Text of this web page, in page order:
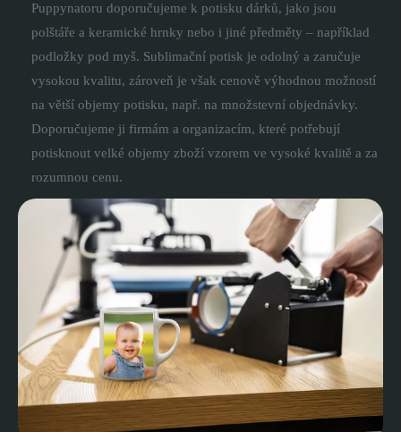
Puppynatoru doporučujeme k potisku dárků, jako jsou
polštáře a keramické hrnky nebo i jiné předměty – například
podložky pod myš. Sublimační potisk je odolný a zaručuje
vysokou kvalitu, zároveň je však cenově výhodnou možností
na větší objemy potisku, např. na množstevní objednávky.
Doporučujeme ji firmám a organizacím, které potřebují
potisknout velké objemy zboží vzorem ve vysoké kvalitě a za
rozumnou cenu.